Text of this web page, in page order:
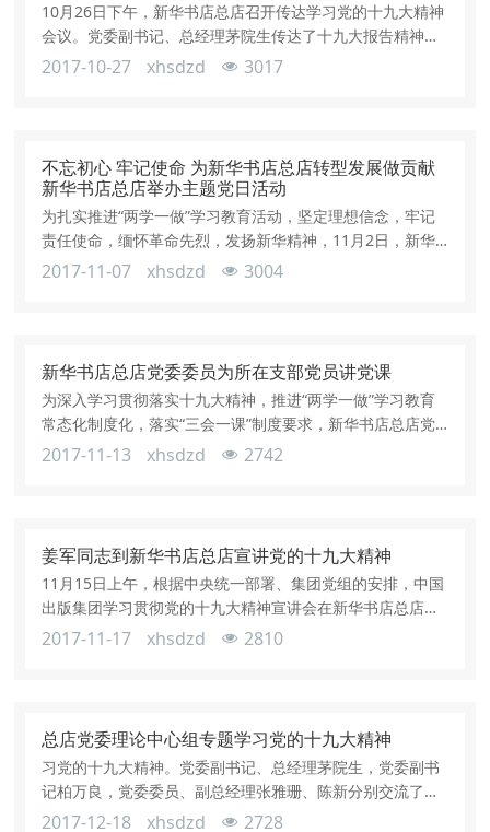
10月26日下午，新华书店总店召开传达学习党的十九大精神
会议。党委副书记、总经理茅院生传达了十九大报告精神，
要求总店各部门各公司广大党员干部，要把学习宣传贯彻党
的力量凝聚到实现党的十九大提出的各项目标任务上来，让
习近平新时代中国特色社会主义思想
2017-10-27 xhsdzd 3017
不忘初心 牢记使命 为新华书店总店转型发展做贡献
新华书店总店举办主题党日活动
为扎实推进“两学一做”学习教育活动，坚定理想信念，牢记
责任使命，缅怀革命先烈，发扬新华精神，11月2日，新华
书店总店党委组织全体党员及在职员工在北京西山无名英雄
年，站在纪念广场上，抚摸着镌刻在花岗岩上的那一排排烈
士的英名，聆听着英烈们的事迹，广
2017-11-07 xhsdzd 3004
新华书店总店党委委员为所在支部党员讲党课
为深入学习贯彻落实十九大精神，推进“两学一做”学习教育
常态化制度化，落实“三会一课”制度要求，新华书店总店党
委委员于近日带头为所在支部党员讲党课。11月1日下午，
义和丰富内涵、时代背景和历史贡献、理论特色和实践要
求。他指出，学习贯彻落实习近平新
2017-11-13 xhsdzd 2742
姜军同志到新华书店总店宣讲党的十九大精神
11月15日上午，根据中央统一部署、集团党组的安排，中国
出版集团学习贯彻党的十九大精神宣讲会在新华书店总店召
开。中国出版集团公司党组成员、副总裁姜军作宣讲报告，
中国特色社会主义进入新时代、我国社会主要矛盾的变
化、“两个一百年”奋斗目标的战略部署
2017-11-17 xhsdzd 2810
总店党委理论中心组专题学习党的十九大精神
习党的十九大精神。党委副书记、总经理茅院生，党委副书
记柏万良，党委委员、副总经理张雅珊、陈新分别交流了学
习十九大精神的体会和总店如何认真抓好贯彻落实、推动发
2017-12-18 xhsdzd 2728